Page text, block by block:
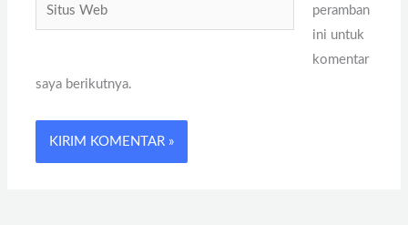
Situs
Web
peramban
ini untuk
komentar
saya berikutnya.